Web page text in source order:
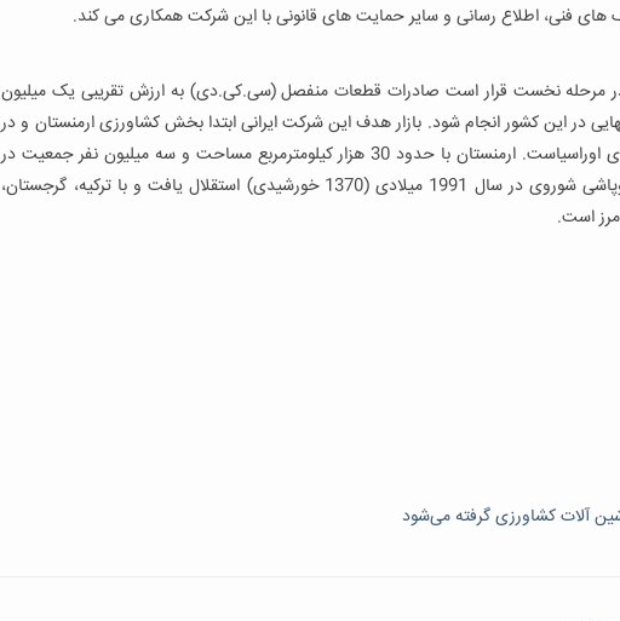
های فنی، اطلاع رسانی و سایر حمایت های قانونی با این شرکت همکاری می کند.
در مرحله نخست قرار است صادرات قطعات منفصل (سی.کی.دی) به ارزش تقریبی یک میلیون
نهایی در این کشور انجام شود. بازار هدف این شرکت ایرانی ابتدا بخش کشاورزی ارمنستان و در
مرحله بعد سایر کشورهای عضو اتحادیه اقتصادی اوراسیاست. ارمنستان با حدود 30 هزار کیلومترمربع مساحت و سه میلیون نفر جمعیت در
منطقه قفقاز قرار دارد. این جمهوری پس از فروپاشی شوروی در سال 1991 میلادی (1370 خورشیدی) استقلال یافت و با ترکیه، گرجستان،
است.
آلات کشاورزی گرفته می‌شود